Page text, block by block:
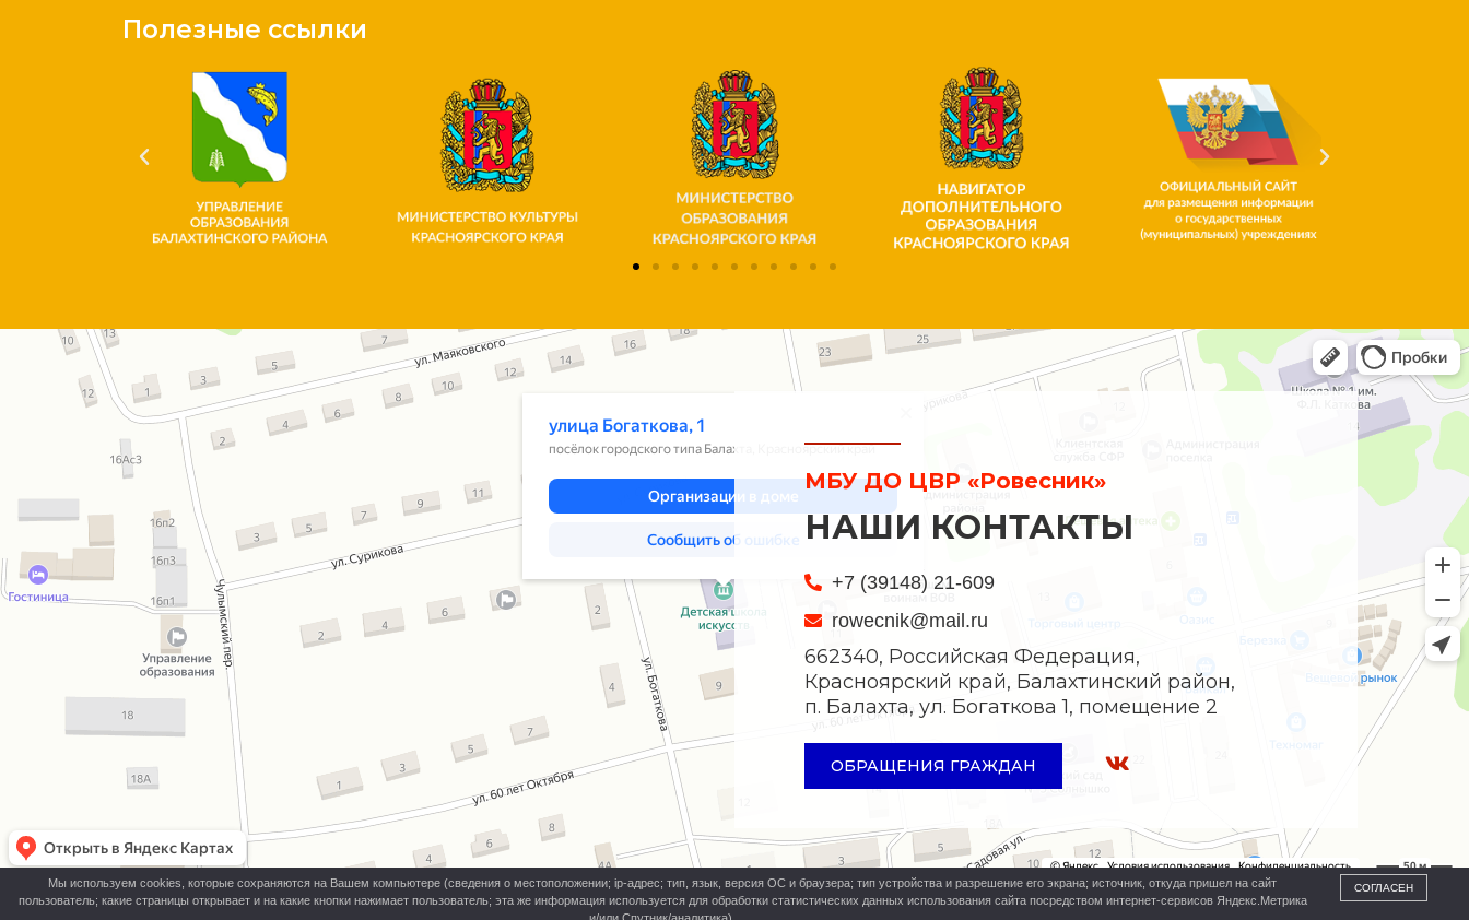
Полезные ссылки
Красноярский край
Улица Богаткова, 1 на карте Красноярского края — Яндекс.Карты
МБУ ДО ЦВР «Ровесник»
НАШИ КОНТАКТЫ
+7 (39148) 21-609
rowecnik@mail.ru
662340, Российская Федерация,
Красноярский край, Балахтинский район,
п. Балахта, ул. Богаткова 1, помещение 2
ОБРАЩЕНИЯ ГРАЖДАН
Мы используем cookies, которые сохраняются на Вашем компьютере (сведения о местоположении; ip-адрес; тип, язык, версия ОС и браузера; тип устройства и разрешение его экрана; источник, откуда пришел на сайт
пользователь; какие страницы открывает и на какие кнопки нажимает пользователь; эта же информация используется для обработки статистических данных использования сайта посредством интернет-сервисов Яндекс.Метрика
СОГЛАСЕН